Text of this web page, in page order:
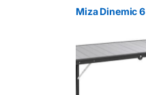
Miza Dinemic 6